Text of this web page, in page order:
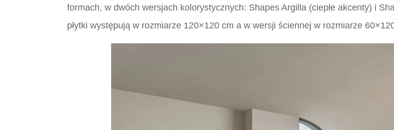
formach, w dwóch wersjach kolorystycznych: Shapes Argilla (ciepłe akcenty) i
płytki występują w rozmiarze 120×120 cm a w wersji ściennej w rozmiarze